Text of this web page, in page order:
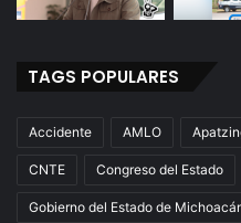
TAGS POPULARES
Accidente AMLO
CNTE Congreso del Estado
Gobierno del Estado de